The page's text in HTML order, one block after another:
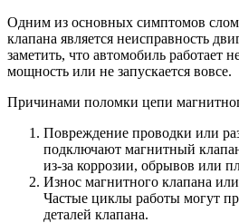
Одним из основных симптомов
клапана является неисправность
заметить, что автомобиль работает
мощность или не запускается вовсе.
Причинами поломки цепи
Повреждение проводки или
подключают магнитный
из-за коррозии, обрывов или
Износ магнитного клапана
Частые циклы работы могут
деталей клапана.